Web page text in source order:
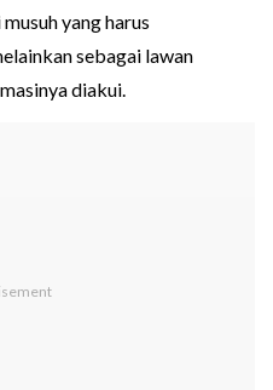
yang harus
sebagai lawan
diakui.